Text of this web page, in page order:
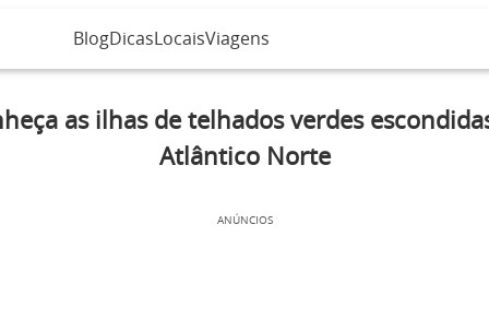
BlogDicas LocaisViagens
as ilhas de telhados verdes
Atlântico Norte
ANÚNCIOS